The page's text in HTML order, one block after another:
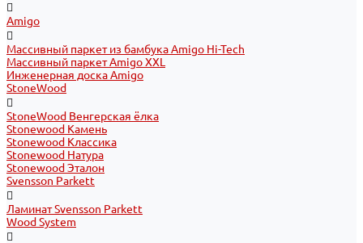
Amigo
Массивный паркет из бамбука Amigo Hi-Tech
Массивный паркет Amigo XXL
Инженерная доска Amigo
StoneWood
StoneWood Венгерская ёлка
Stonewood Камень
Stonewood Классика
Stonewood Натура
Stonewood Эталон
Svensson Parkett
Ламинат Svensson Parkett
Wood System